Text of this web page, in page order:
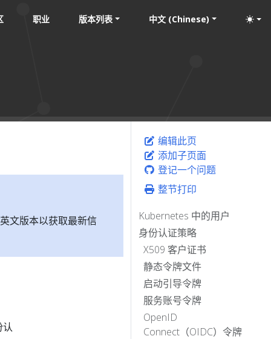
职业 版本列表 中文 (Chinese)
编辑此页
添加子页面
登记一个问题
整节打印
Kubernetes 中的用户
身份认证策略
X509 客户证书
静态令牌文件
启动引导令牌
服务账号令牌
OpenID
Connect（OIDC）令牌
文版本以获取最新信
认